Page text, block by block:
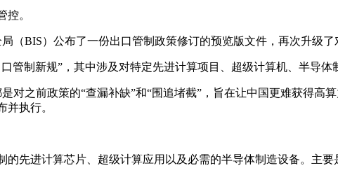
。
BIS）公布了一份出口管制政策修订的预览版文件，再次升级了
制新规”，其中涉及对特定先进计算项目、超级计算机、半导体
之前政策的“查漏补缺”和“围追堵截”，旨在让中国更难获得高
并执行。
进计算芯片、超级计算应用以及必需的半导体制造设备。主